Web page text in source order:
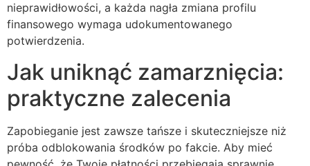
nieprawidłowości, a każda nagła zmiana profilu
finansowego wymaga udokumentowanego
potwierdzenia.
Jak uniknąć zamarznięcia:
praktyczne zalecenia
Zapobieganie jest zawsze tańsze i skuteczniejsze niż
próba odblokowania środków po fakcie. Aby mieć